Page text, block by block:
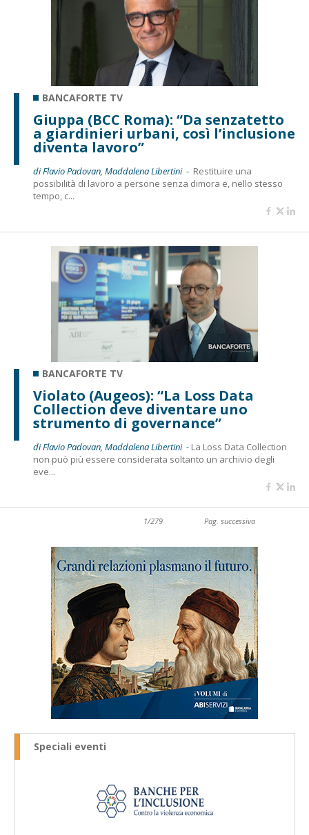
BANCAFORTE TV
Giuppa (BCC Roma): “Da senzatetto
a giardinieri urbani, così l’inclusione
diventa lavoro”
di Flavio Padovan, Maddalena Libertini - Restituire una
possibilità di lavoro a persone senza dimora e, nello stesso
tempo, c...
BANCAFORTE TV
Violato (Augeos): “La Loss Data
Collection deve diventare uno
strumento di governance”
di Flavio Padovan, Maddalena Libertini - La Loss Data Collection
non può più essere considerata soltanto un archivio degli
eve...
1/279 Pag. successiva
Speciali eventi